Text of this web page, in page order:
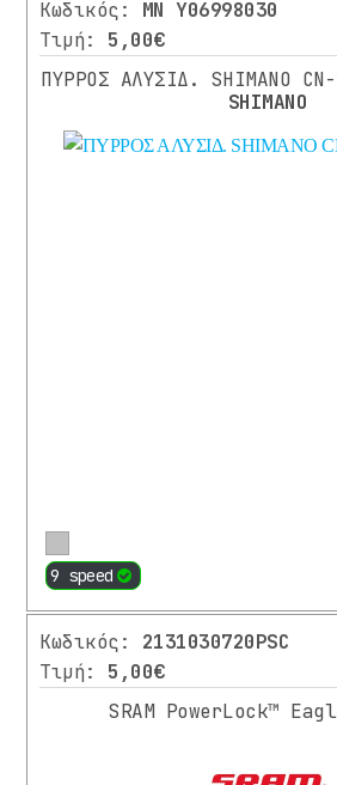
Κωδικός: MN Y06998030
Τιμή: 5,00€
ΠΥΡΡΟΣ ΑΛΥΣΙΔ. SHIMANO
SHIMANO
9 speed
Κωδικός: 2131030720PSC
Τιμή: 5,00€
SRAM PowerLock™